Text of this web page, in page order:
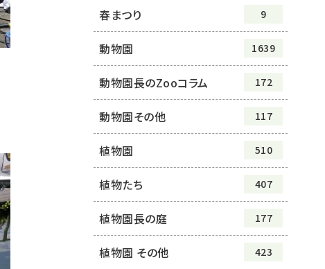
春まつり 9
動物園 1639
動物園長のZooコラム 172
動物園その他 117
植物園 510
植物たち 407
植物園長の庭 177
植物園 その他 423